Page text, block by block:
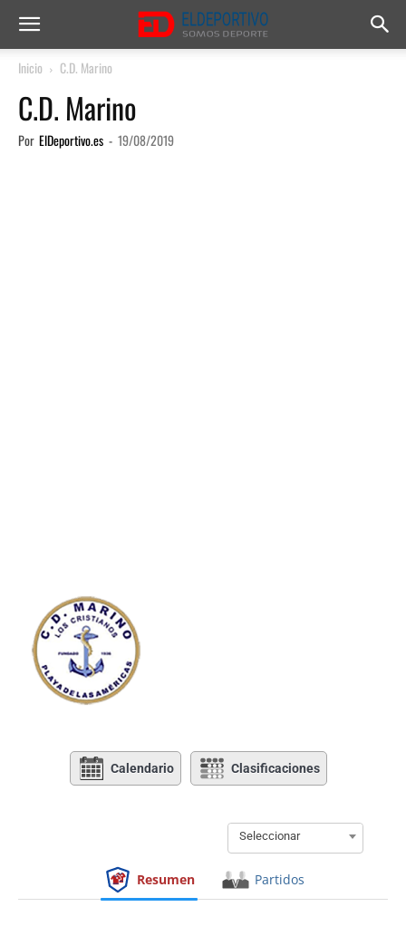
Inicio C.D. Marino
C.D. Marino
Por ElDeportivo.es - 19/08/2019
Calendario Clasificaciones
Seleccionar
Resumen Partidos